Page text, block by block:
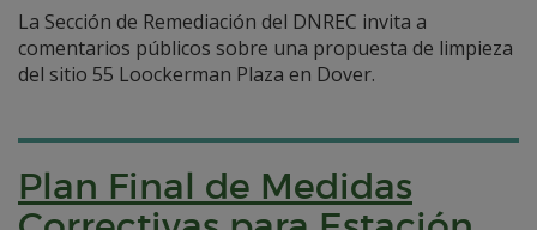
La Sección de Remediación del DNREC invita a
comentarios públicos sobre una propuesta de limpieza
del sitio 55 Loockerman Plaza en Dover.
Plan Final de Medidas